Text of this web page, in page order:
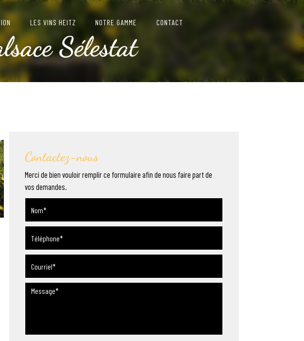
LES VINS HEITZ NOTRE GAMME CONTACT
Sélestat
Contactez-nous
Merci de bien vouloir remplir ce formulaire afin de nous faire part de
vos demandes.